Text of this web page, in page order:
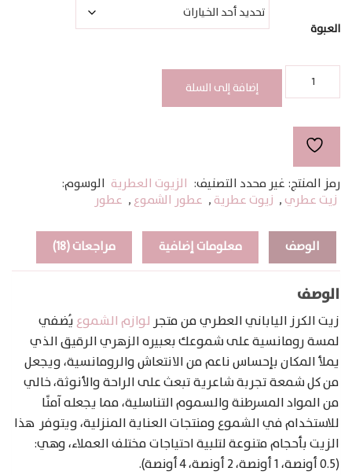
خلال
العبوة
JAPANESE
CHERRY
إضافة إلى السلة
رمز المنتج: غير محدد التصنيف: الزيوت العطرية الوسوم:
زيت عطري , زيوت عطرية , عطور الشموع , عطور
الوصف معلومات إضافية مراجعات (18)
الوصف
زيت الكرز الياباني العطري من متجر لوازم الشموع يُضفي
لمسة رومانسية على شموعك بعبيره الزهري الرقيق الذي
يملأ المكان بإحساس ناعم من الانتعاش والرومانسية، ويجعل
من كل شمعة تجربة شاعرية تبعث على الراحة والأنوثة، خالي
من المواد المسرطنة والسموم التناسلية، مما يجعله آمنًا
للاستخدام في الشموع ومنتجات العناية المنزلية، ويتوفر هذا
الزيت بأحجام متنوعة لتلبية احتياجات مختلف العملاء، وهي:
(0.5 أونصة، 1 أونصة، 2 أونصة، 4 أونصة).